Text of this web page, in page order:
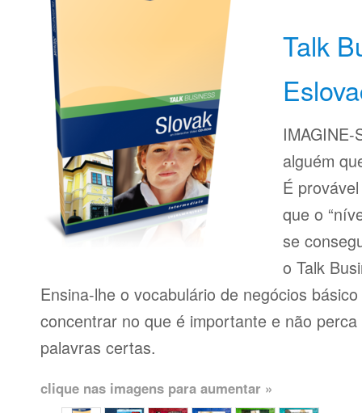
Talk
alguém
É
que o
se
o Talk
Ensina-lhe o vocabulário de negócios
concentrar no que é importante e não
palavras certas.
clique nas imagens para aumentar »